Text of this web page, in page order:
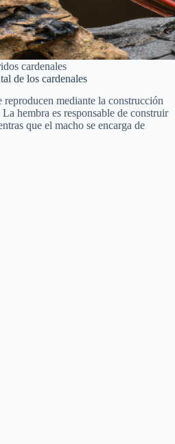
cardenales
de los cardenales
reproducen mediante la construcción
hembra es responsable de construir
que el macho se encarga de